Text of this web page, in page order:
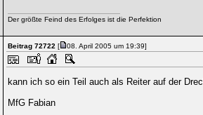
Der größte Feind des Erfolges ist die Perfektion
Beitrag 72722[
08. April 2005 um 19:39]
kann ich so ein Teil auch als Reiter auf der
MfG Fabian